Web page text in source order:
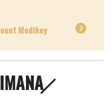
Medikey